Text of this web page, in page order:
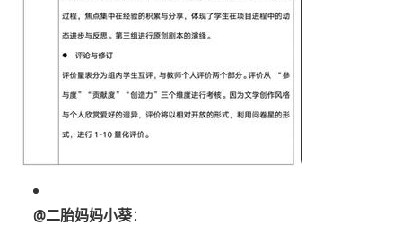
@二胎妈妈小葵：